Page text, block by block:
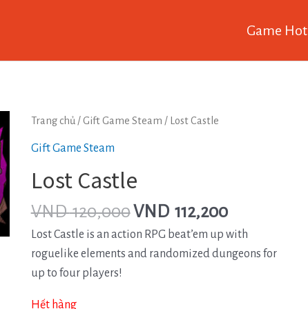
Game Hot
Trang chủ /Gift Game Steam / Lost Castle
Gift Game Steam
Lost Castle
VND120,000VND 112,200
Lost Castle is an action RPG beat’em up with
roguelike elements and randomized dungeons for
up to four players!
Hết hàng